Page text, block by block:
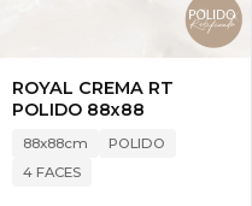
ROYAL CREMA RT
POLIDO 88x88
88x88cm
POLIDO
4 FACES